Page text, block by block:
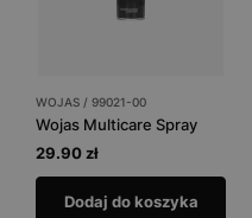
WOJAS / 99021-00
Wojas Multicare Spray
29.90 zł
Dodaj do koszyka